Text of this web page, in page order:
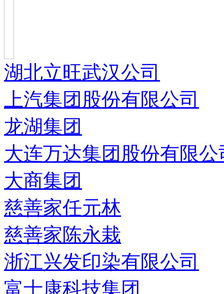
湖北立旺武汉公司
上汽集团股份有限公司
龙湖集团
大连万达集团股份有限公
大商集团
慈善家任元林
慈善家陈永栽
浙江兴发印染有限公司
富士康科技集团